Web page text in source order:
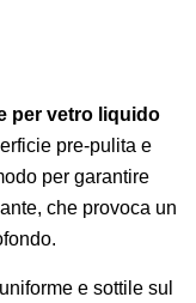
per vetro liquido
pre-pulita e
per garantire
che provoca un
e sottile sul